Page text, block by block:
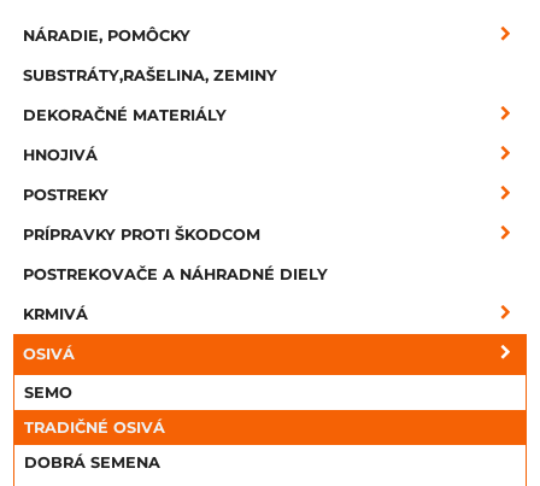
NÁRADIE, POMÔCKY
SUBSTRÁTY,RAŠELINA, ZEMINY
DEKORAČNÉ MATERIÁLY
HNOJIVÁ
POSTREKY
PRÍPRAVKY PROTI ŠKODCOM
POSTREKOVAČE A NÁHRADNÉ DIELY
KRMIVÁ
OSIVÁ
SEMO
TRADIČNÉ OSIVÁ
DOBRÁ SEMENA